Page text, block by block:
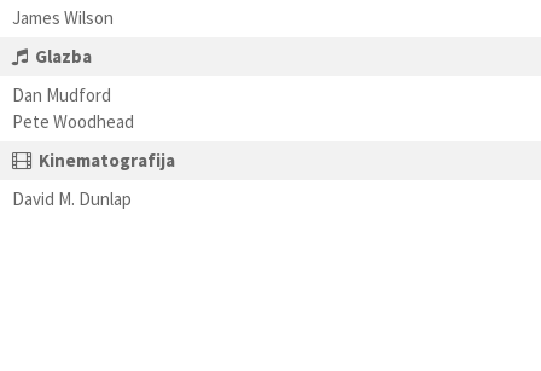
James Wilson
Glazba
Dan Mudford
Pete Woodhead
Kinematografija
David M. Dunlap